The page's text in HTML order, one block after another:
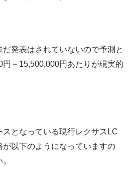
発表はされていないので予測と
～15,500,000円あたりが現実的
となっている現行レクサスLC
以下のようになっていますの